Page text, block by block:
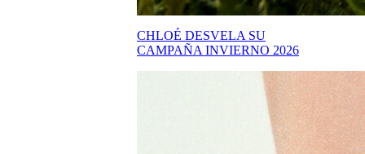
CHLOÉ DESVELA SU
CAMPAÑA INVIERNO 2026